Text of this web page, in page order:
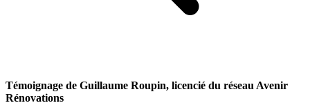
Témoignage de Guillaume Roupin, licencié du réseau Avenir
Rénovations